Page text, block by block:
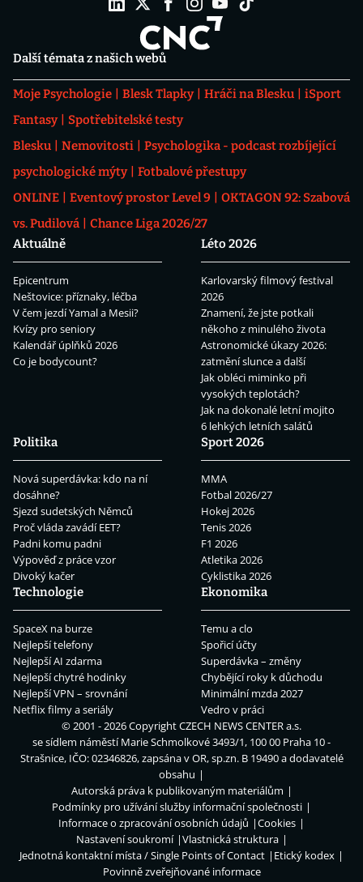
Další témata z našich webů
Moje Psychologie Blesk Tlapky Hráči na Blesku
iSport
Fantasy
Spotřebitelské testy
Blesku
Nemovitosti
Psychologika - podcast rozbíjející
psychologické mýty
Fotbalové přestupy
ONLINE
Eventový prostor Level 9
OKTAGON 92: Szabová
vs. Pudilová
Chance Liga 2026/27
Aktuálně
Epicentrum
Neštovice: příznaky, léčba
V čem jezdí Yamal a Mesii?
Kvízy pro seniory
Kalendář úplňků 2026
Co je bodycount?
Léto 2026
Karlovarský filmový festival
2026
Znamení, že jste potkali
někoho z minulého života
Astronomické úkazy 2026:
zatmění slunce a další
Jak obléci miminko při
vysokých teplotách?
Jak na dokonalé letní mojito
6 lehkých letních salátů
Politika
Nová superdávka: kdo na ní
dosáhne?
Sjezd sudetských Němců
Proč vláda zavádí EET?
Padni komu padni
Výpověď z práce vzor
Divoký kačer
Sport 2026
MMA
Fotbal 2026/27
Hokej 2026
Tenis 2026
F1 2026
Atletika 2026
Cyklistika 2026
Technologie
SpaceX na burze
Nejlepší telefony
Nejlepší AI zdarma
Nejlepší chytré hodinky
Nejlepší VPN – srovnání
Netflix filmy a seriály
Ekonomika
Temu a clo
Spořicí účty
Superdávka – změny
Chybějící roky k důchodu
Minimální mzda 2027
Vedro v práci
© 2001 - 2026 CopyrightCZECH NEWS CENTER a.s.
se sídlem náměstí Marie Schmolkové 3493/1, 100 00 Praha 10 -
Strašnice, IČO: 02346826, zapsána v OR, sp.zn. B 19490 a dodavatelé
obsahu
Autorská práva k publikovaným materiálům
Podmínky pro užívání služby informační společnosti
Informace o zpracování osobních údajů
Cookies
Nastavení soukromí
Vlastnická struktura
Jednotná kontaktní místa / Single Points of Contact
Etický kodex
Povinně zveřejňované informace